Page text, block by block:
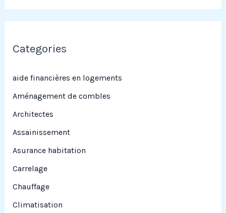
c
:
Categories
aide financières en logements
Aménagement de combles
Architectes
Assainissement
Asurance habitation
Carrelage
Chauffage
Climatisation